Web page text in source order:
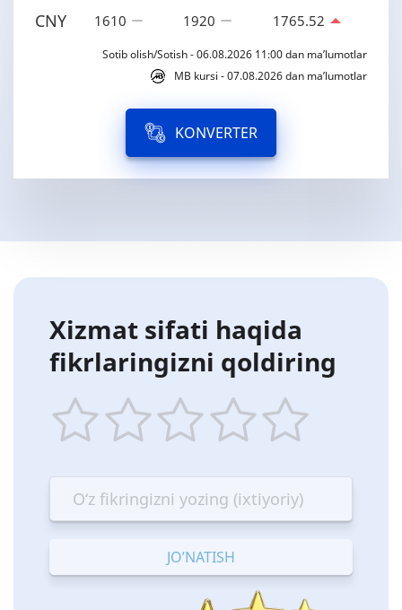
CNY 1610 1920 1765.52
Sotib olish/Sotish - 06.08.2026 11:00 dan ma’lumotlar
MB kursi - 07.08.2026 dan ma’lumotlar
KONVERTER
Xizmat sifati haqida
fikrlaringizni qoldiring
star
Terrible
stars
—
Bad
stars
—
OK
stars
—
Good
stars
—
Excellent